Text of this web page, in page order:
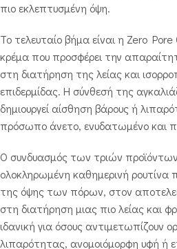
πιο εκλεπτυσμένη όψη.
Το τελευταίο βήμα είναι η Zero
κρέμα που προσφέρει την
στη διατήρηση της λείας και
επιδερμίδας. Η σύνθεσή της
δημιουργεί αίσθηση βάρους ή
πρόσωπο άνετο, ενυδατωμένο και
Ο συνδυασμός των τριών προϊόντων
ολοκληρωμένη καθημερινή ρουτίνα
της όψης των πόρων, στον
στη διατήρηση μιας πιο λείας και
ιδανική για όσους αντιμετωπίζουν
λιπαρότητας, ανομοιόμορφη υφή ή